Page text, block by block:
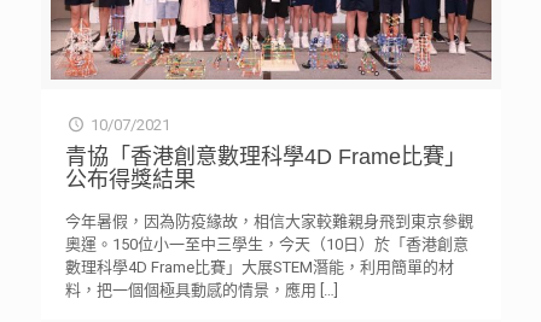
10/07/2021
青協「香港創意數理科學4D Frame比賽」
公布得獎結果
今年暑假，因為防疫緣故，相信大家較難親身飛到東京參觀
奧運。150位小一至中三學生，今天（10日）於「香港創意
數理科學4D Frame比賽」大展STEM潛能，利用簡單的材
料，把一個個極具動感的情景，應用 […]